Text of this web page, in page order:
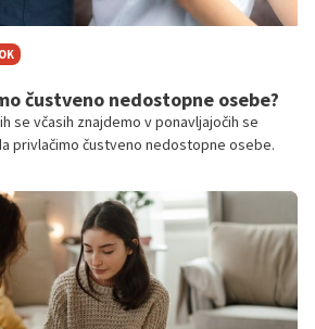
čustveno nedostopne osebe?
se včasih znajdemo v ponavljajočih se
privlačimo čustveno nedostopne osebe.